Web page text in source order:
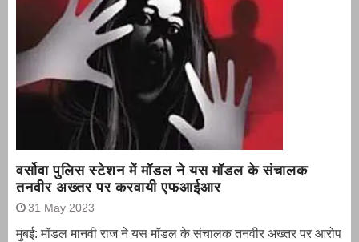
वर्सोवा पुलिस स्टेशन में मॉडल ने यस मॉडल के संचालक
तनवीर अख्तर पर करवायी एफआईआर
31 May 2023
मुंबई: मॉडल मानवी राज ने यस मॉडल के संचालक तनवीर अख्तर पर आरोप